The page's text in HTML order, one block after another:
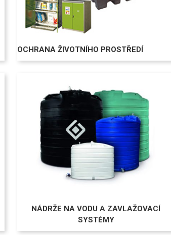
OCHRANA ŽIVOTNÍHO PROSTŘEDÍ
NÁDRŽE NA VODU A ZAVLAŽOVACÍ
SYSTÉMY